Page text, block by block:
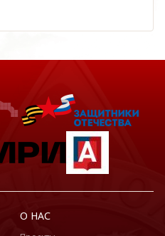
О НАС